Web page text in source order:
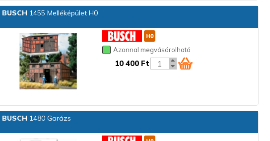
BUSCH 1455 Melléképület H0
Azonnal megvásárolható
10 400 Ft
BUSCH 1480 Garázs